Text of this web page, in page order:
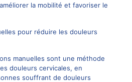
la mobilité et favoriser le
pour réduire les douleurs
manuelles sont une méthode
douleurs cervicales, en
souffrant de douleurs